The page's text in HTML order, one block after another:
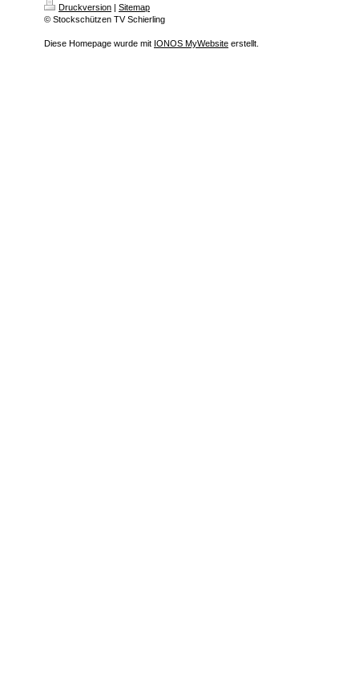
Druckversion | Sitemap
© Stockschützen TV Schierling
Diese Homepage wurde mit IONOS MyWebsite erstellt.